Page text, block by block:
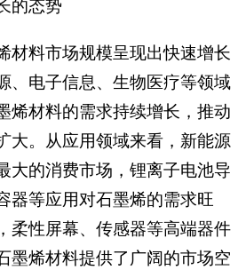
的态势
材料市场规模呈现出快速增长
、电子信息、生物医疗等领域
烯材料的需求持续增长，推动
大。从应用领域来看，新能源
大的消费市场，锂离子电池导
器等应用对石墨烯的需求旺
柔性屏幕、传感器等高端器件
墨烯材料提供了广阔的市场空